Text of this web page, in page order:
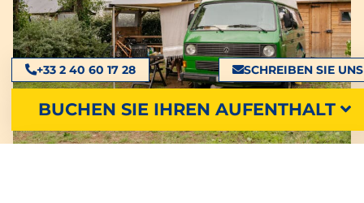
+33 2 40 60 17 28 SCHREIBEN SIE UNS
BUCHEN SIE IHREN AUFENTHALT